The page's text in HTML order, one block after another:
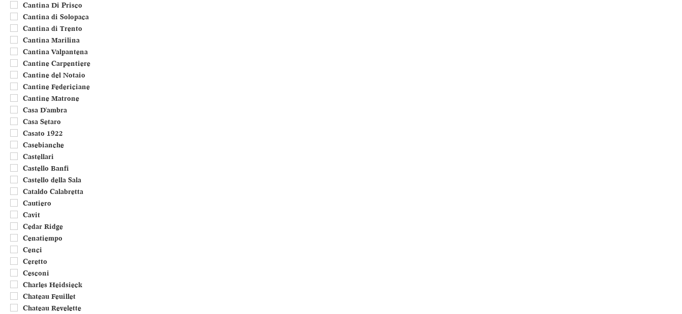
Cantina Di Prisco
Cantina di Solopaca
Cantina di Trento
Cantina Marilina
Cantina Valpantena
Cantine Carpentiere
Cantine del Notaio
Cantine Federiciane
Cantine Matrone
Casa D'ambra
Casa Setaro
Casato 1922
Casebianche
Castellari
Castello Banfi
Castello della Sala
Cataldo Calabretta
Cautiero
Cavit
Cedar Ridge
Cenatiempo
Cenci
Ceretto
Cesconi
Charles Heidsieck
Chateau Feuillet
Chateau Revelette